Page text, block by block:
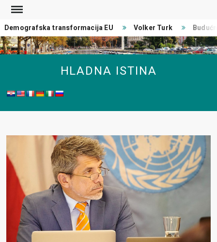
Skip
content
Demografska transformacija EU Volker Turk
HLADNA ISTINA